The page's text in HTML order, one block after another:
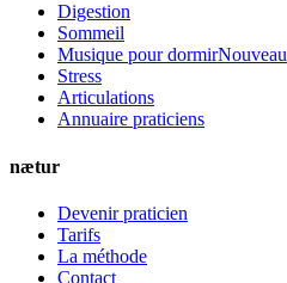
Digestion
Sommeil
Musique pour dormirNouveau
Stress
Articulations
Annuaire praticiens
nætur
Devenir praticien
Tarifs
La méthode
Contact